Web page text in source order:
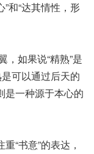
和“达其情性，形
如果说“精熟”是
可以通过后天的
是一种源于本心的
“书意”的表达，